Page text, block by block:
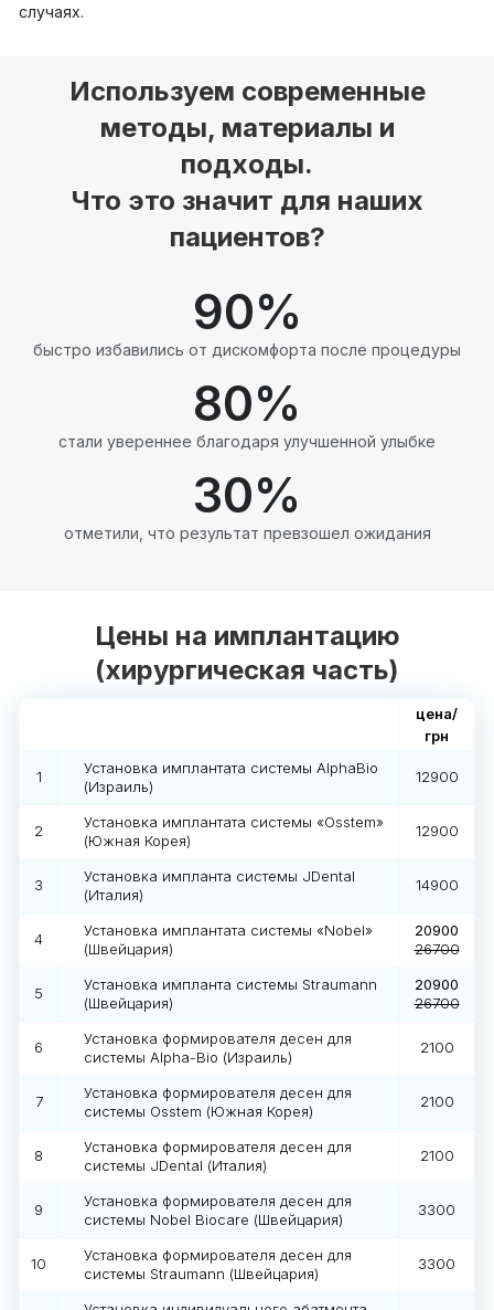
случаях.
Используем современные
методы, материалы и
подходы.
Что это значит для наших
пациентов?
быстро избавились от дискомфорта после процедуры
90%
стали увереннее благодаря улучшенной улыбке
80%
отметили, что результат превзошел ожидания
30%
Цены на имплантацию
(хирургическая часть)
цена/
грн
1
Установка имплантата системы AlphaBio
(Израиль)
12900
2
Установка имплантата системы «Osstem»
(Южная Корея)
12900
3
Установка импланта системы JDental
(Италия)
14900
4
Установка имплантата системы «Nobel»
(Швейцария)
20900
26700
5
Установка импланта системы Straumann
(Швейцария)
20900
26700
6
Установка формирователя десен для
системы Alpha-Bio (Израиль)
2100
7
Установка формирователя десен для
системы Osstem (Южная Корея)
2100
8
Установка формирователя десен для
системы JDental (Италия)
2100
9
Установка формирователя десен для
системы Nobel Biocare (Швейцария)
3300
10
Установка формирователя десен для
системы Straumann (Швейцария)
3300